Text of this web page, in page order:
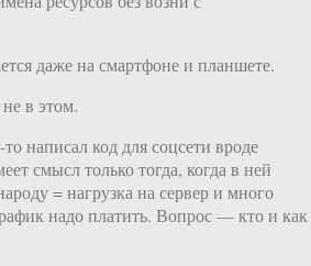
даже на смартфоне и планшете.
в этом.
написал код для соцсети вроде
смысл только тогда, когда в ней
= нагрузка на сервер и много
надо платить. Вопрос — кто и как